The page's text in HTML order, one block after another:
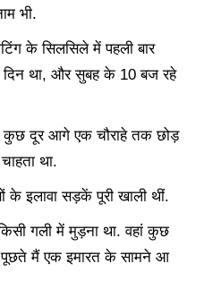
भी.
के सिलसिले में पहली बार
दिन था, और सुबह के 10 बज रहे
कुछ दूर आगे एक चौराहे तक छोड़
था.
इलावा सड़कें पूरी खाली थीं.
गली में मुड़ना था. वहां कुछ
पूछते मैं एक इमारत के सामने आ